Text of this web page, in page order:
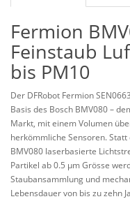
Fermion
Feinstaub
bis PM10
Der DFRobot Fermion
Basis des Bosch BMV080 –
Markt, mit einem Volumen
herkömmliche Sensoren.
BMV080 laserbasierte
Partikel ab 0.5 µm Grösse
Staubansammlung und
Lebensdauer von bis zu zehn